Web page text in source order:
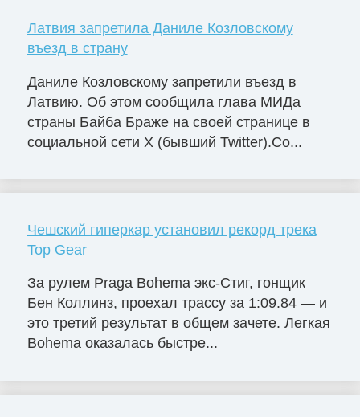
Латвия запретила Даниле Козловскому
въезд в страну
Даниле Козловскому запретили въезд в
Латвию. Об этом сообщила глава МИДа
страны Байба Браже на своей странице в
социальной сети X (бывший Twitter).Со...
Чешский гиперкар установил рекорд трека
Top Gear
За рулем Praga Bohema экс-Стиг, гонщик
Бен Коллинз, проехал трассу за 1:09.84 — и
это третий результат в общем зачете. Легкая
Bohema оказалась быстре...